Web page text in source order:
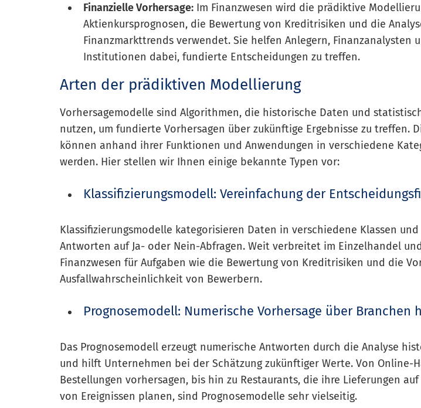
Finanzielle Vorhersage: Im Finanzwesen wird die prädiktive
Aktienkursprognosen, die Bewertung von Kreditrisiken und die
Finanzmarkttrends verwendet. Sie helfen Anlegern, Finanzanalysten
Institutionen dabei, fundierte Entscheidungen zu treffen.
Arten der prädiktiven Modellierung
Vorhersagemodelle sind Algorithmen, die historische Daten und
nutzen, um fundierte Vorhersagen über zukünftige Ergebnisse zu treffen.
können anhand ihrer Funktionen und Anwendungen in verschiedene
werden. Hier stellen wir Ihnen einige bekannte Typen vor:
Klassifizierungsmodell: Vereinfachung der
Klassifizierungsmodelle kategorisieren Daten in verschiedene Klassen
Antworten auf Ja- oder Nein-Abfragen. Weit verbreitet im Einzelhandel
Finanzwesen für Aufgaben wie die Bewertung von Kreditrisiken und die
Ausfallwahrscheinlichkeit von Bewerbern.
Prognosemodell: Numerische Vorhersage über Branchen
Das Prognosemodell erzeugt numerische Antworten durch die Analyse
und hilft Unternehmen bei der Schätzung zukünftiger Werte. Von Online-
Bestellungen vorhersagen, bis hin zu Restaurants, die ihre Lieferungen
von Ereignissen planen, sind Prognosemodelle sehr vielseitig.